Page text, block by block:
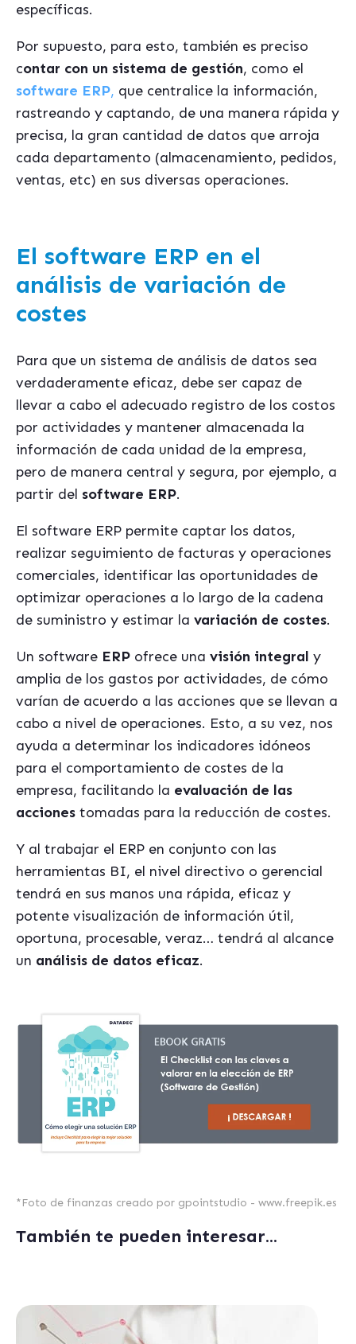
específicas.
Por supuesto, para esto, también es preciso
contar con un sistema de gestión, como el
software ERP, que centralice la información,
rastreando y captando, de una manera rápida y
precisa, la gran cantidad de datos que arroja
cada departamento (almacenamiento, pedidos,
ventas, etc) en sus diversas operaciones.
El software ERP en el
análisis de variación de
costes
Para que un sistema de análisis de datos sea
verdaderamente eficaz, debe ser capaz de
llevar a cabo el adecuado registro de los costos
por actividades y mantener almacenada la
información de cada unidad de la empresa,
pero de manera central y segura, por ejemplo, a
partir del software ERP.
El software ERP permite captar los datos,
realizar seguimiento de facturas y operaciones
comerciales, identificar las oportunidades de
optimizar operaciones a lo largo de la cadena
de suministro y estimar la variación de costes.
Un software ERP ofrece una visión integral y
amplia de los gastos por actividades, de cómo
varían de acuerdo a las acciones que se llevan a
cabo a nivel de operaciones. Esto, a su vez, nos
ayuda a determinar los indicadores idóneos
para el comportamiento de costes de la
empresa, facilitando la evaluación de las
acciones tomadas para la reducción de costes.
Y al trabajar el ERP en conjunto con las
herramientas BI, el nivel directivo o gerencial
tendrá en sus manos una rápida, eficaz y
potente visualización de información útil,
oportuna, procesable, veraz… tendrá al alcance
un análisis de datos eficaz.
*Foto de finanzas creado por gpointstudio - www.freepik.es
También te pueden interesar...